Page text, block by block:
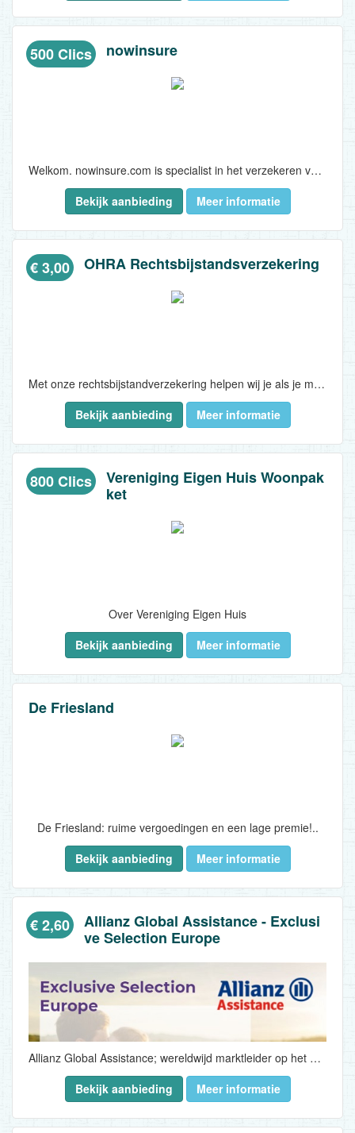
500 Clics nowinsure
Welkom. nowinsure.com is specialist in het verzekeren van consumentenelektronica. Smartphones, laptops, desktops, audio en video, spelcomputers en camera's en meer.nowinsure.com heeft een passende verzekering voor al deze producten...
Bekijk aanbieding
Meer informatie
€ 3,00 OHRA Rechtsbijstandsverzekering
Met onze rechtsbijstandverzekering helpen wij je als je met iemand een conflict krijgt waar je samen niet uitkomt. Een fijne gedachte dat je er op zo’n moment niet alleen voorstaat...
Bekijk aanbieding
Meer informatie
800 Clics
Vereniging Eigen Huis Woonpak
ket
Over Vereniging Eigen Huis
Als onafhankelijke vereniging helpen wij onze 800.000 leden bij het (ver)kopen en het duurzaam en betaalbaar bewonen van hun huis. Om dit te kunnen realiseren zijn wij belangenbehartiger, dienstverlener en woningmarktexpert ineen...
Bekijk aanbieding Meer informatie
De Friesland
De Friesland: ruime vergoedingen en een lage premie!..
Bekijk aanbieding
Meer informatie
€ 2,60
Allianz Global Assistance - Exclusi
ve Selection Europe
Allianz Global Assistance; wereldwijd marktleider op het gebied van reisverzekeringen en (pech)hulpverlening! Wij staan voor kwaliteit, professionaliteit, servicegerichtheid en betrouwbaarheid. Met ruim 50 jaar ervaring is Allianz Global Assistance dé specialist op het gebied van reisverzekeringen...
Bekijk aanbieding
Meer informatie